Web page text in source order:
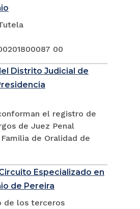
00
Distrito Judicial de
el registro de
de Juez Penal
de Oralidad de
Especializado en
de Pereira
de los terceros